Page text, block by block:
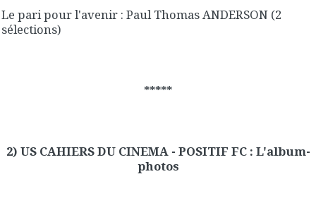
Le pari pour l'avenir : Paul Thomas ANDERSON (2
sélections)
*****
2) US CAHIERS DU CINEMA - POSITIF FC : L'album-
photos